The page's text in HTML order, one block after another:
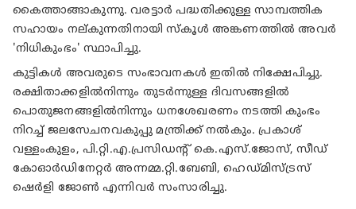
കൈത്താങ്ങാകുന്നു. വരട്ടാര്‍ പദ്ധതിക്കുള്ള സാമ്പത്തിക
സഹായം നല്കുന്നതിനായി സ്‌കൂള്‍ അങ്കണത്തില്‍ അവര്‍
'നിധികുംഭം' സ്ഥാപിച്ചു.
കുട്ടികള്‍ അവരുടെ സംഭാവനകള്‍ ഇതില്‍ നിക്ഷേപിച്ചു.
രക്ഷിതാക്കളില്‍നിന്നും തുടര്‍ന്നുള്ള ദിവസങ്ങളില്‍
പൊതുജനങ്ങളില്‍നിന്നും ധനശേഖരണം നടത്തി കുംഭം
നിറച്ച് ജലസേചനവകുപ്പു മന്ത്രിക്ക് നല്‍കും. പ്രകാശ്
വള്ളംകുളം, പി.റ്റി.എ.പ്രസിഡന്റ് കെ.എസ്.ജോസ്, സീഡ്
കോഓര്‍ഡിനേറ്റര്‍ അന്നമ്മ.റ്റി.ബേബി, ഹെഡ്മിസ്ട്രസ്
ഷെര്‍ളി ജോണ്‍ എന്നിവര്‍ സംസാരിച്ചു.